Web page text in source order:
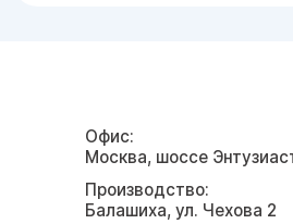
Офис:
Москва, шоссе
Производство:
Балашиха, ул. Чехова 2